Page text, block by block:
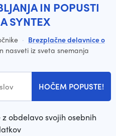
IN POPUSTI
SYNTEX
· Brezplačne delavnice o
nasveti iz sveta snemanja
HOČEM POPUSTE!
obdelavo svojih osebnih